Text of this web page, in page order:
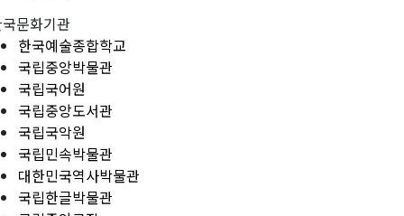
문화기관
한국예술종합학교
국립중앙박물관
국립국어원
국립중앙도서관
국립국악원
국립민속박물관
대한민국역사박물관
국립한글박물관